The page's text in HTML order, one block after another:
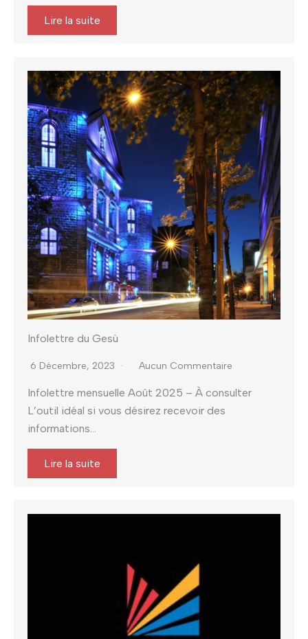
Lire la suite
Infolettre du Gesù
6 Décembre, 2023 Aucun Commentaire
Infolettre mensuelle Août 2025 – À consulter
L’outil idéal si vous désirez recevoir des
informations...
Lire la suite